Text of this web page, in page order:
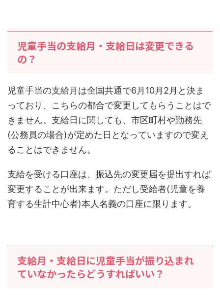
児童手当の支給月・支給日は変更できる
の？
児童手当の支給月は全国共通で6月10月2月と決ま
っており、こちらの都合で変更してもらうことはで
きません。支給日に関しても、市区町村や勤務先
(公務員の場合)が定めた日となっていますので変え
ることはできません。
支給を受ける口座は、振込先の変更届を提出すれば
変更することが出来ます。ただし受給者(児童を養
育する生計中心者)本人名義の口座に限ります。
支給月・支給日に児童手当が振り込まれ
ていなかったらどうすればいい？